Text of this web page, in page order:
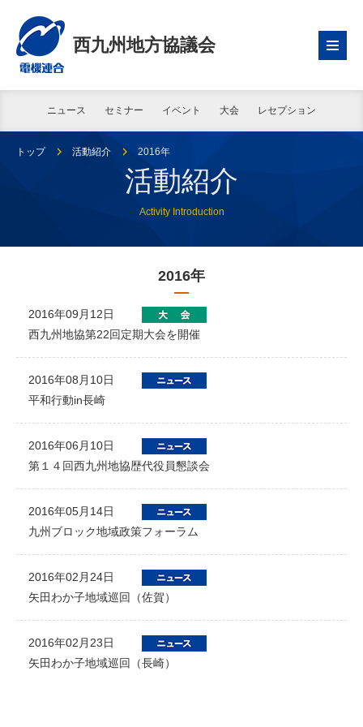
西九州地方協議会
ニュース セミナー イベント 大会 レセプション
トップ 活動紹介 2016年
活動紹介
Activity Introduction
2016年
2016年09月12日
西九州地協第22回定期大会を開催
2016年08月10日
平和行動in長崎
2016年06月10日
第１４回西九州地協歴代役員懇談会
2016年05月14日
九州ブロック地域政策フォーラム
2016年02月24日
矢田わか子地域巡回（佐賀）
2016年02月23日
矢田わか子地域巡回（長崎）